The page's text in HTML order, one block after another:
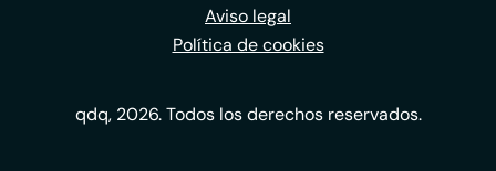
Aviso legal
Política de cookies
qdq, 2026. Todos los derechos reservados.